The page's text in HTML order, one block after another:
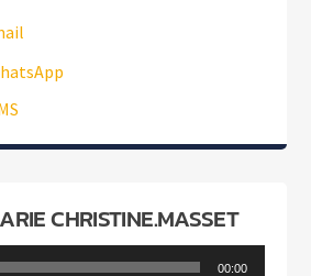
CHRISTINE.MASSET
00:00